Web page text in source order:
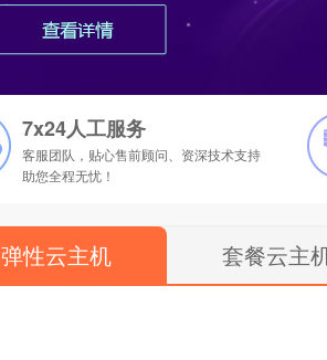
7x24人工服务
客服团队，贴心售前顾问、资深技术支持
助您全程无忧！
弹性云主机 套餐云主